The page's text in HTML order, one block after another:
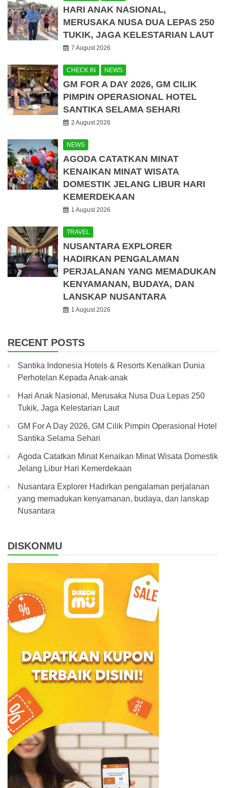
HARI ANAK NASIONAL,
MERUSAKA NUSA DUA LEPAS 250
TUKIK, JAGA KELESTARIAN LAUT
7 August 2026
CHECK IN NEWS
GM FOR A DAY 2026, GM CILIK
PIMPIN OPERASIONAL HOTEL
SANTIKA SELAMA SEHARI
2 August 2026
NEWS
AGODA CATATKAN MINAT
KENAIKAN MINAT WISATA
DOMESTIK JELANG LIBUR HARI
KEMERDEKAAN
1 August 2026
TRAVEL
NUSANTARA EXPLORER
HADIRKAN PENGALAMAN
PERJALANAN YANG MEMADUKAN
KENYAMANAN, BUDAYA, DAN
LANSKAP NUSANTARA
1 August 2026
RECENT POSTS
Santika Indonesia Hotels & Resorts Kenalkan Dunia
Perhotelan Kepada Anak-anak
Hari Anak Nasional, Merusaka Nusa Dua Lepas 250
Tukik, Jaga Kelestarian Laut
GM For A Day 2026, GM Cilik Pimpin Operasional Hotel
Santika Selama Sehari
Agoda Catatkan Minat Kenaikan Minat Wisata Domestik
Jelang Libur Hari Kemerdekaan
Nusantara Explorer Hadirkan pengalaman perjalanan
yang memadukan kenyamanan, budaya, dan lanskap
Nusantara
DISKONMU